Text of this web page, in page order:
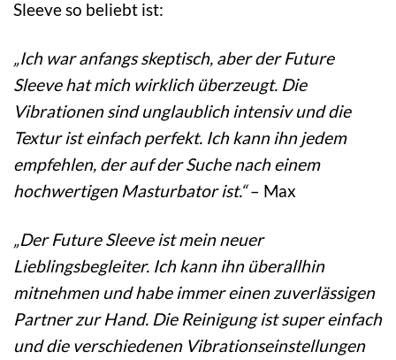
Sleeve so beliebt ist:
„Ich war anfangs skeptisch, aber der Future
Sleeve hat mich wirklich überzeugt. Die
Vibrationen sind unglaublich intensiv und die
Textur ist einfach perfekt. Ich kann ihn jedem
empfehlen, der auf der Suche nach einem
hochwertigen Masturbator ist.“– Max
„Der Future Sleeve ist mein neuer
Lieblingsbegleiter. Ich kann ihn überallhin
mitnehmen und habe immer einen zuverlässigen
Partner zur Hand. Die Reinigung ist super einfach
und die verschiedenen Vibrationseinstellungen